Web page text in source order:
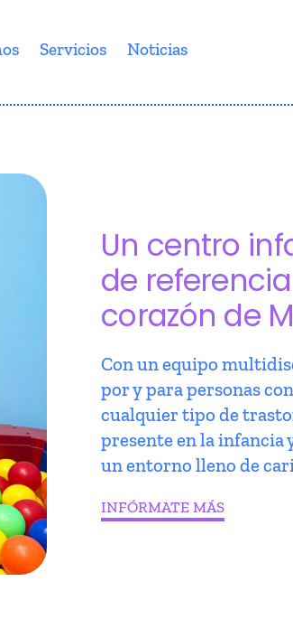
Servicios Noticias
Un centro
de
corazón de
Con un equipo
por y para personas
cualquier tipo de
presente en la infancia
un entorno lleno de
INFÓRMATE MÁS